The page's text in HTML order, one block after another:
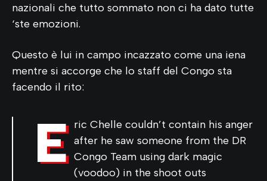
nazionali che tutto sommato non ci ha dato tutte
‘ste emozioni.
Questo è lui in campo incazzato come una iena
mentre si accorge che lo staff del Congo sta
facendo il rito:
E ric Chelle couldn’t contain his anger
after he saw someone from the DR
Congo Team using dark magic
(voodoo) in the shoot outs